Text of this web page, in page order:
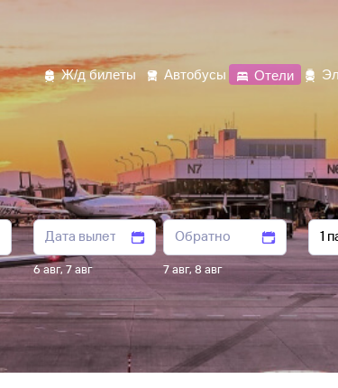
Ж/д билеты Автобусы Отели
6 авг, 7 авг 7 авг,8 авг